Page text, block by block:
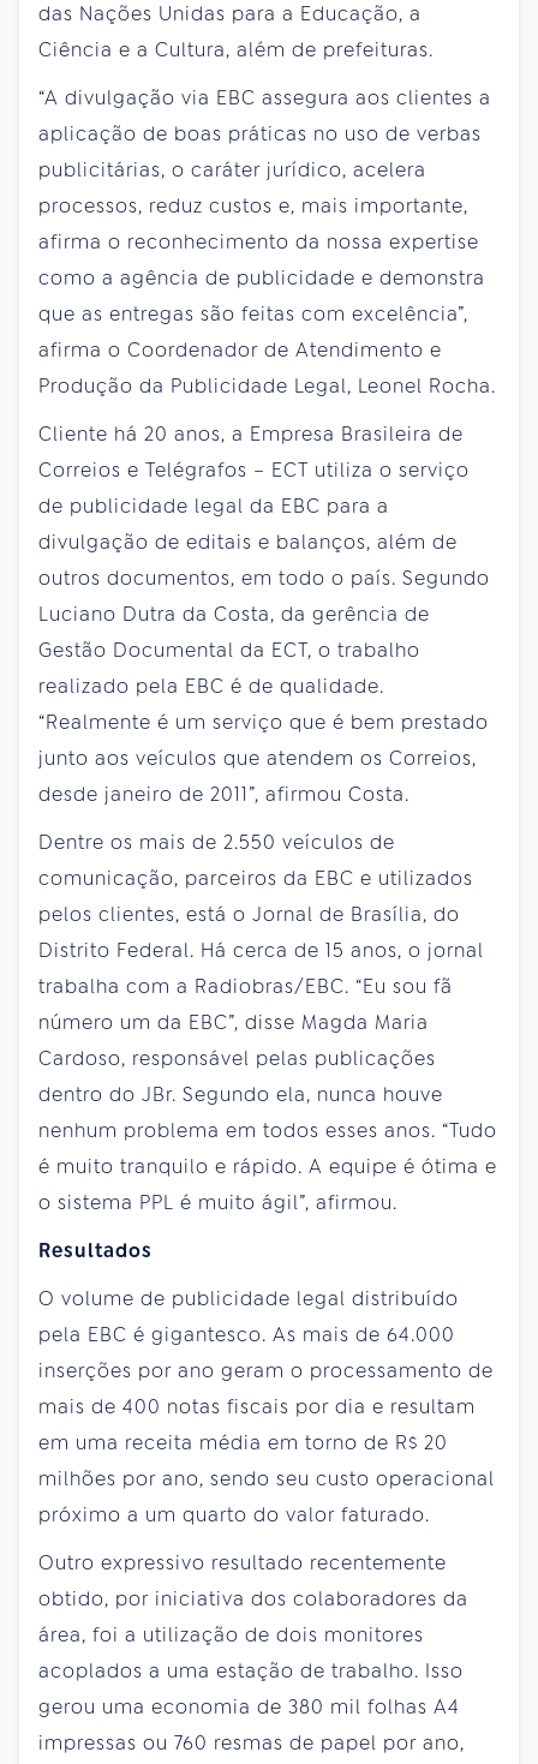
das Nações Unidas para a Educação, a
Ciência e a Cultura, além de prefeituras.
“A divulgação via EBC assegura aos clientes a
aplicação de boas práticas no uso de verbas
publicitárias, o caráter jurídico, acelera
processos, reduz custos e, mais importante,
afirma o reconhecimento da nossa expertise
como a agência de publicidade e demonstra
que as entregas são feitas com excelência”,
afirma o Coordenador de Atendimento e
Produção da Publicidade Legal, Leonel Rocha.
Cliente há 20 anos, a Empresa Brasileira de
Correios e Telégrafos – ECT utiliza o serviço
de publicidade legal da EBC para a
divulgação de editais e balanços, além de
outros documentos, em todo o país. Segundo
Luciano Dutra da Costa, da gerência de
Gestão Documental da ECT, o trabalho
realizado pela EBC é de qualidade.
“Realmente é um serviço que é bem prestado
junto aos veículos que atendem os Correios,
desde janeiro de 2011”, afirmou Costa.
Dentre os mais de 2.550 veículos de
comunicação, parceiros da EBC e utilizados
pelos clientes, está o Jornal de Brasília, do
Distrito Federal. Há cerca de 15 anos, o jornal
trabalha com a Radiobras/EBC. “Eu sou fã
número um da EBC”, disse Magda Maria
Cardoso, responsável pelas publicações
dentro do JBr. Segundo ela, nunca houve
nenhum problema em todos esses anos. “Tudo
é muito tranquilo e rápido. A equipe é ótima e
o sistema PPL é muito ágil”, afirmou.
Resultados
O volume de publicidade legal distribuído
pela EBC é gigantesco. As mais de 64.000
inserções por ano geram o processamento de
mais de 400 notas fiscais por dia e resultam
em uma receita média em torno de R$ 20
milhões por ano, sendo seu custo operacional
próximo a um quarto do valor faturado.
Outro expressivo resultado recentemente
obtido, por iniciativa dos colaboradores da
área, foi a utilização de dois monitores
acoplados a uma estação de trabalho. Isso
gerou uma economia de 380 mil folhas A4
impressas ou 760 resmas de papel por ano,